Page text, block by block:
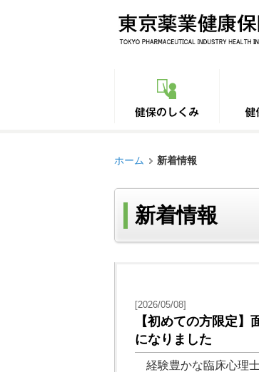
ホーム 新着情報
新着情報
[2026/05/08]
【初めての方限定
になりました
経験豊かな臨床心理